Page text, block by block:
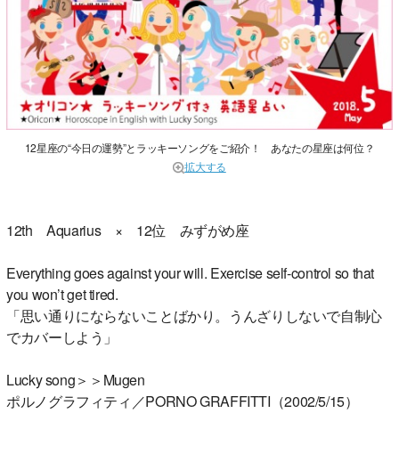
12星座の“今日の運勢”とラッキーソングをご紹介！ あなたの星座は何位？
拡大する
12th Aquarius × 12位 みずがめ座
Everything goes against your will. Exercise self-control so that
you won’t get tired.
「思い通りにならないことばかり。うんざりしないで自制心
でカバーしよう」
Lucky song＞＞Mugen
ポルノグラフィティ／PORNO GRAFFITTI（2002/5/15）